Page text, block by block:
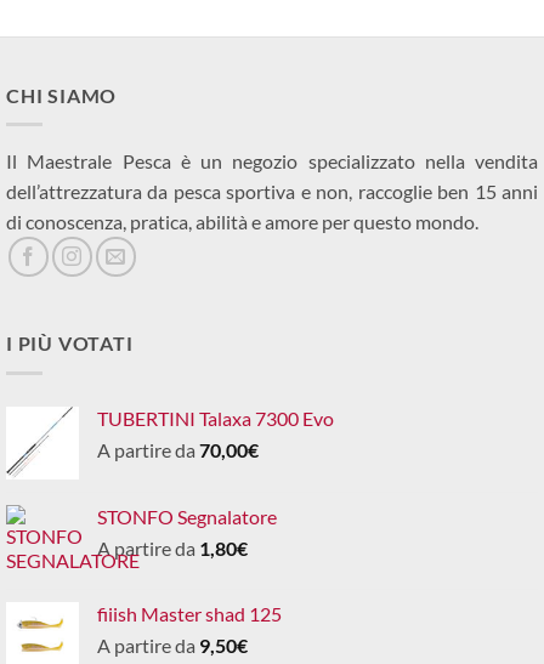
CHI SIAMO
Il Maestrale Pesca è un negozio specializzato nella vendita
dell’attrezzatura da pesca sportiva e non, raccoglie ben 15 anni
di conoscenza, pratica, abilità e amore per questo mondo.
I PIÙ VOTATI
TUBERTINI Talaxa 7300 Evo
A partire da 70,00€
STONFO Segnalatore
A partire da 1,80€
fiiish Master shad 125
A partire da 9,50€